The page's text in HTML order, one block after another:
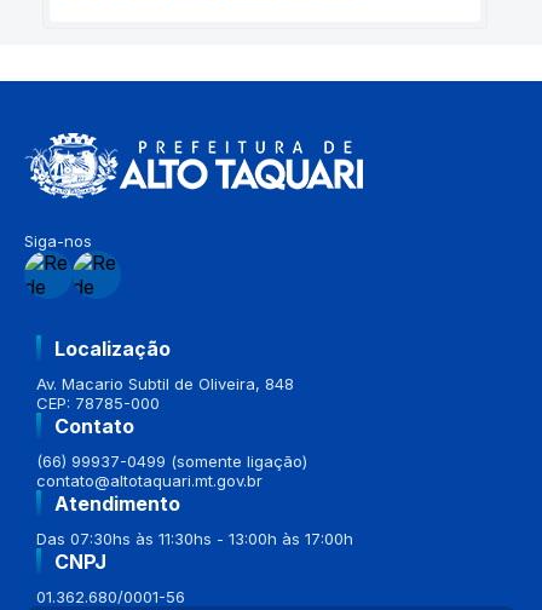
Siga-nos
Localização
Av. Macario Subtil de Oliveira, 848
CEP: 78785-000
Contato
(66) 99937-0499 (somente ligação)
contato@altotaquari.mt.gov.br
Atendimento
Das 07:30hs às 11:30hs - 13:00h às 17:00h
CNPJ
01.362.680/0001-56